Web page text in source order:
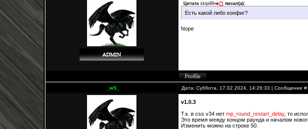
Цитата skipi99 писал(а):
Есть какой либо конфиг?
Nope
_wS_ Дата: Суббота, 17.02.2024, 14:26:33 | Сообщение #
v1.0.3
Т.к. в css v34 нет mp_round_restart_delay, то
Это время между концом раунда и началом
Изменить можно на строке 50.